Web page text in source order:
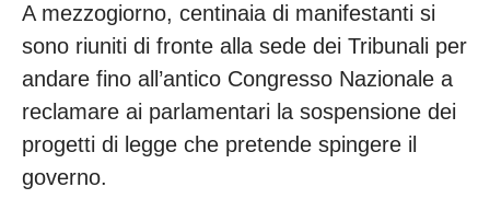
A mezzogiorno, centinaia di manifestanti si
sono riuniti di fronte alla sede dei Tribunali per
andare fino all’antico Congresso Nazionale a
reclamare ai parlamentari la sospensione dei
progetti di legge che pretende spingere il
governo.